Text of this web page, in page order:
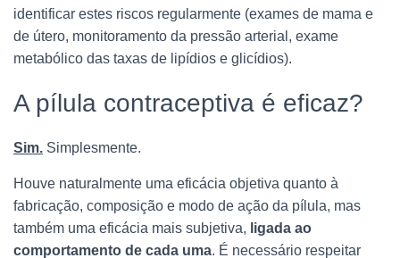
identificar estes riscos regularmente (exames de mama e
de útero, monitoramento da pressão arterial, exame
metabólico das taxas de lipídios e glicídios).
A pílula contraceptiva é eficaz?
Sim. Simplesmente.
Houve naturalmente uma eficácia objetiva quanto à
fabricação, composição e modo de ação da pílula, mas
também uma eficácia mais subjetiva, ligada ao
comportamento de cada uma. É necessário respeitar